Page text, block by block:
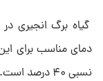
گیاه برگ انجیری
نسبی ۴۰ درصد است.